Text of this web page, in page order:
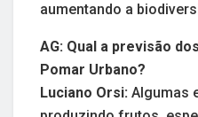
aumentando a
AG: Qual a previsão
Pomar Urbano?
Luciano Orsi: Algumas